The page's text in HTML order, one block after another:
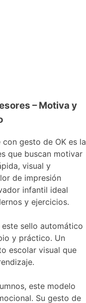
– Motiva y
gesto de OK es la
que buscan motivar
visual y
de impresión
infantil ideal
y ejercicios.
sello automático
y práctico. Un
escolar visual que
este modelo
Su gesto de